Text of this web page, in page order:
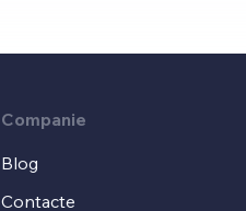
Companie
Blog
Contacte